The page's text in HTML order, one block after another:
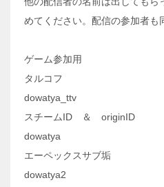
めてください。配信の参加者も
ゲーム参加用
タルコフ
dowatya_ttv
スチームID ＆ originID
dowatya
エーペックスサブ垢
dowatya2